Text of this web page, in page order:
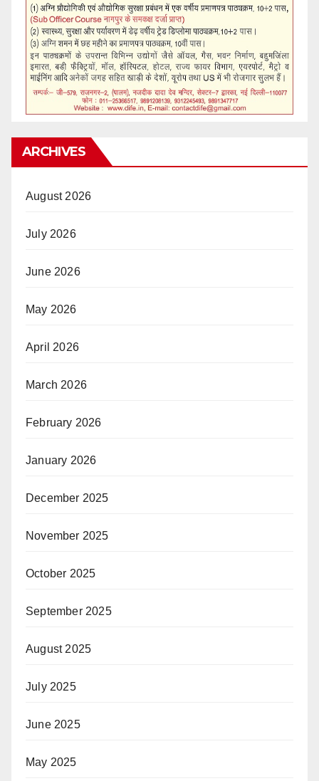
ARCHIVES
August 2026
July 2026
June 2026
May 2026
April 2026
March 2026
February 2026
January 2026
December 2025
November 2025
October 2025
September 2025
August 2025
July 2025
June 2025
May 2025